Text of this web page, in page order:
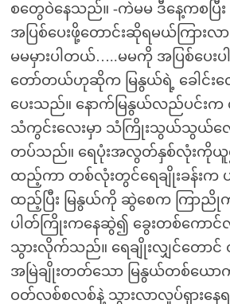
စတွေဝဲနေသည်။ -ကဲမမ ဒီနေ့ကစပြီး
အပြစ်ပေးဖို့တောင်းဆိုရမယ်ကြား
မမမှားပါတယ်…..မမကို အပြစ်ပေ
တော်တယ်ဟုဆိုက မြနွယ်ရဲ့ ခေါင်း
ပေးသည်။ နောက်မြနွယ်လည်ပင်း
သံကွင်းလေးမှာ သံကြိုးသွယ်သွယ်လေ
တပ်သည်။ ရေပုံးအလွတ်နှစ်လုံးကိုယူ
ထည့်ကာ တစ်လုံးတွင်ရေချိုးခန်းက
ထည့်ပြီး မြနွယ်ကို ဆွဲစေက ကြာ
ပါတ်ကြိုးကနေဆွဲ၍ ခွေးတစ်ကောင်
သွားလိုက်သည်။ ရေချိုးလျှင်တောင်
အမြဲချိုးတတ်သော မြနွယ်တစ်ယေ
ဝတ်လစ်စလစ်နဲ့ သွားလာလှုပ်ရှားနေ